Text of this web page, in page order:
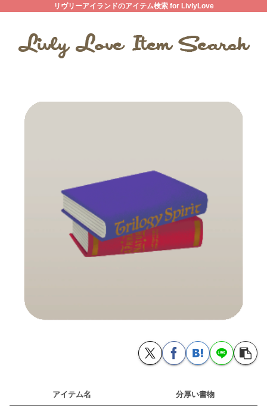
リヴリーアイランドのアイテム検索 for LivlyLove
アイテム名 分厚い書物